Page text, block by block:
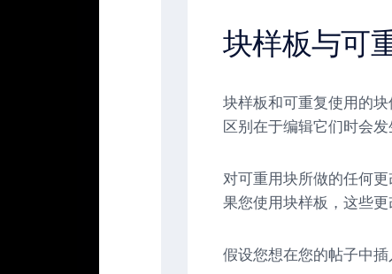
块样板与可
块样板和可重复使用的
区别在于编辑它们时会发
对可重用块所做的任何
果您使用块样板，这些更
假设您想在您的帖子中插